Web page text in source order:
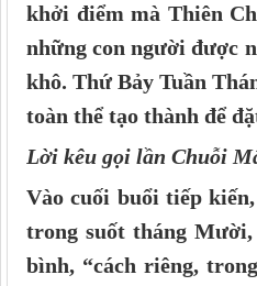
khởi điểm mà Thiên
những con người được
khô. Thứ Bảy Tuần
toàn thể tạo thành để
Lời kêu gọi lần Chuỗi
Vào cuối buổi tiếp
trong suốt tháng
bình, “cách riêng,